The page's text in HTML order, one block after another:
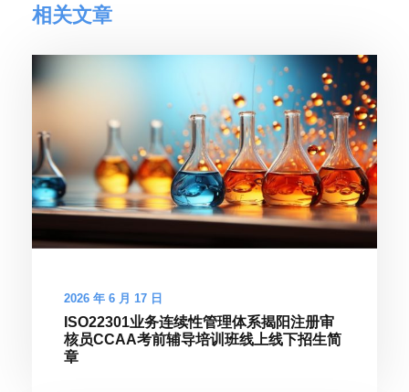
相关文章
2026 年 6 月 17 日
ISO22301业务连续性管理体系揭阳注册审
核员CCAA考前辅导培训班线上线下招生简
章